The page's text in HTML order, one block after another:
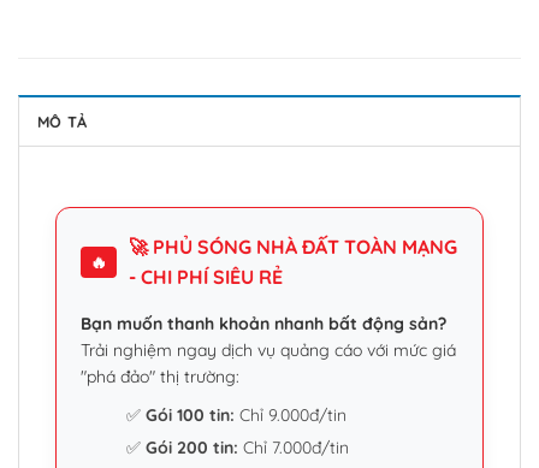
MÔ TẢ
🔥
🚀 PHỦ SÓNG NHÀ ĐẤT TOÀN MẠNG
- CHI PHÍ SIÊU RẺ
Bạn muốn thanh khoản nhanh bất động sản?
Trải nghiệm ngay dịch vụ quảng cáo với mức giá
"phá đảo" thị trường:
✅Gói 100 tin: Chỉ 9.000đ/tin
✅Gói 200 tin: Chỉ 7.000đ/tin